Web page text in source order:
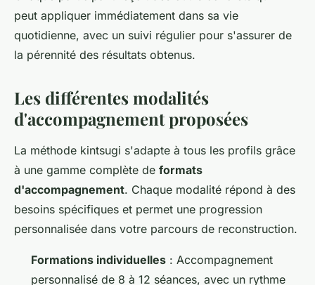
peut appliquer immédiatement dans sa vie
quotidienne, avec un suivi régulier pour s'assurer de
la pérennité des résultats obtenus.
Les différentes modalités
d'accompagnement proposées
La méthode kintsugi s'adapte à tous les profils grâce
à une gamme complète de formats
d'accompagnement. Chaque modalité répond à des
besoins spécifiques et permet une progression
personnalisée dans votre parcours de reconstruction.
Formations individuelles : Accompagnement
personnalisé de 8 à 12 séances, avec un rythme